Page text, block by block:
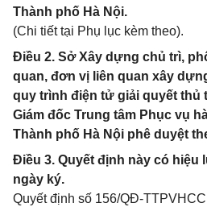
Thành phố Hà Nội.
(Chi tiết tại Phụ lục kèm theo).
Điều 2. Sở Xây dựng chủ trì,
quan, đơn vị liên quan xây
quy trình điện tử giải quyết thủ
Giám đốc Trung tâm Phục vụ
Thành phố Hà Nội phê duyệt
Điều 3. Quyết định này có hiệu
ngày ký.
Quyết định số 156/QĐ-